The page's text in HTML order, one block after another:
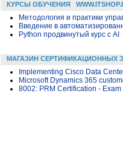
КУРСЫ ОБУЧЕНИЯ
Методология и практики
Введение в
Python продвинутый курс с AI
МАГАЗИН СЕРТИФИКАЦИОННЫХ
Implementing Cisco Data
Microsoft Dynamics 365
8002: PRM Certification -